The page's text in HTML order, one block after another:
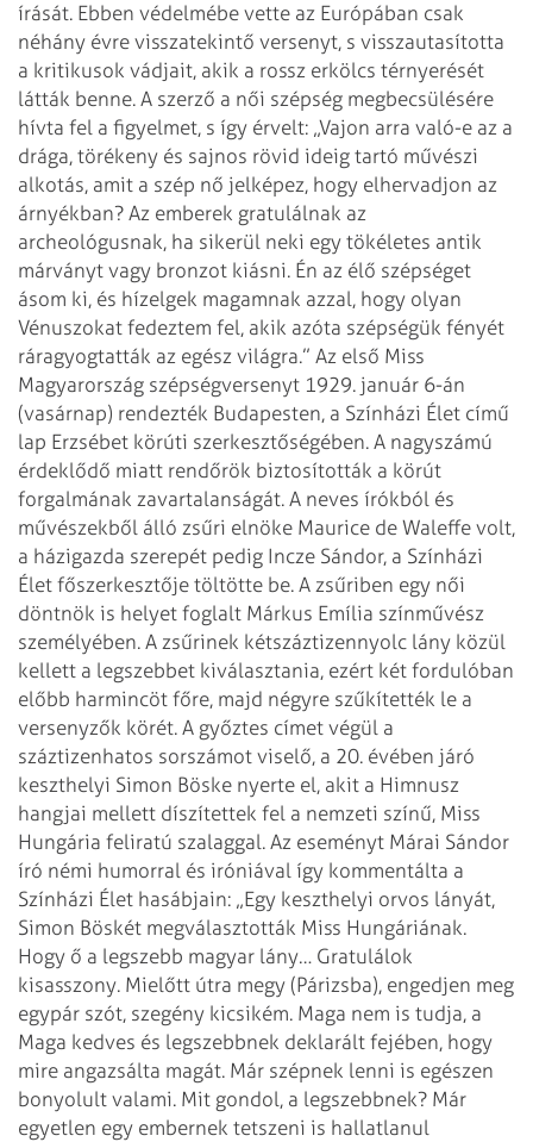
írását. Ebben védelmébe vette az Európában csak
néhány évre visszatekintő versenyt, s visszautasította
a kritikusok vádjait, akik a rossz erkölcs térnyerését
látták benne. A szerző a női szépség megbecsülésére
hívta fel a figyelmet, s így érvelt: „Vajon arra való-e az a
drága, törékeny és sajnos rövid ideig tartó művészi
alkotás, amit a szép nő jelképez, hogy elhervadjon az
árnyékban? Az emberek gratulálnak az
archeológusnak, ha sikerül neki egy tökéletes antik
márványt vagy bronzot kiásni. Én az élő szépséget
ásom ki, és hízelgek magamnak azzal, hogy olyan
Vénuszokat fedeztem fel, akik azóta szépségük fényét
ráragyogtatták az egész világra.” Az első Miss
Magyarország szépségversenyt 1929. január 6-án
(vasárnap) rendezték Budapesten, a Színházi Élet című
lap Erzsébet körúti szerkesztőségében. A nagyszámú
érdeklődő miatt rendőrök biztosították a körút
forgalmának zavartalanságát. A neves írókból és
művészekből álló zsűri elnöke Maurice de Waleffe volt,
a házigazda szerepét pedig Incze Sándor, a Színházi
Élet főszerkesztője töltötte be. A zsűriben egy női
döntnök is helyet foglalt Márkus Emília színművész
személyében. A zsűrinek kétszáztizennyolc lány közül
kellett a legszebbet kiválasztania, ezért két fordulóban
előbb harmincöt főre, majd négyre szűkítették le a
versenyzők körét. A győztes címet végül a
száztizenhatos sorszámot viselő, a 20. évében járó
keszthelyi Simon Böske nyerte el, akit a Himnusz
hangjai mellett díszítettek fel a nemzeti színű, Miss
Hungária feliratú szalaggal. Az eseményt Márai Sándor
író némi humorral és iróniával így kommentálta a
Színházi Élet hasábjain: „Egy keszthelyi orvos lányát,
Simon Böskét megválasztották Miss Hungáriának.
Hogy ő a legszebb magyar lány… Gratulálok
kisasszony. Mielőtt útra megy (Párizsba), engedjen meg
egypár szót, szegény kicsikém. Maga nem is tudja, a
Maga kedves és legszebbnek deklarált fejében, hogy
mire angazsálta magát. Már szépnek lenni is egészen
bonyolult valami. Mit gondol, a legszebbnek? Már
egyetlen egy embernek tetszeni is hallatlanul